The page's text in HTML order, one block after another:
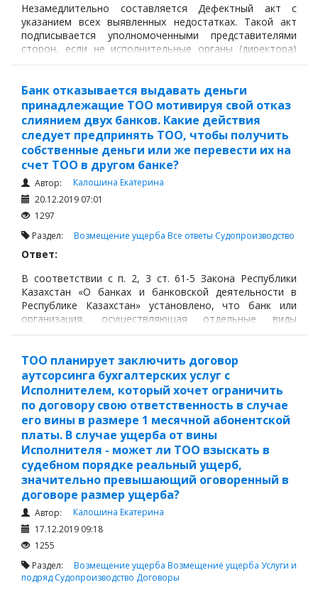
Незамедлительно составляется Дефектный акт с
указанием всех выявленных недостатках. Такой акт
подписывается уполномоченными представителями
сторон, если не исполнительные органы (директора)
сторон, то лица, по доверенности или приказа.
Банк отказывается выдавать деньги
принадлежащие ТОО мотивируя свой отказ
слиянием двух банков. Какие действия
следует предпринять ТОО, чтобы получить
собственные деньги или же перевести их на
счет ТОО в другом банке?
Автор:
Калошина Екатерина
20.12.2019 07:01
1297
Раздел: Возмещение ущерба Все ответы Судопроизводство
Ответ:
В соответствии с п. 2, 3 ст. 61-5 Закона Республики
Казахстан «О банках и банковской деятельности в
Республике Казахстан» установлено, что банк или
организация, осуществляющая отдельные виды
банковских операций, уведомляют клиентов о
ТОО планирует заключить договор
аутсорсинга бухгалтерских услуг с
Исполнителем, который хочет ограничить
по договору свою ответственность в случае
его вины в размере 1 месячной абонентской
платы. В случае ущерба от вины
Исполнителя - может ли ТОО взыскать в
судебном порядке реальный ущерб,
значительно превышающий оговоренный в
договоре размер ущерба?
Автор:
Калошина Екатерина
17.12.2019 09:18
1255
Раздел: Возмещение ущерба Возмещение ущерба Услуги и
подряд Судопроизводство Договоры